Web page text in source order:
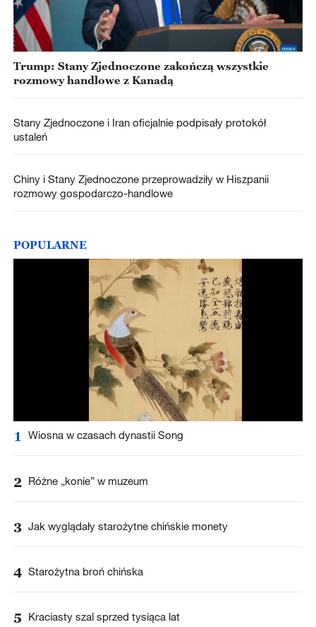
Trump: Stany Zjednoczone zakończą wszystkie
rozmowy handlowe z Kanadą
Stany Zjednoczone i Iran oficjalnie podpisały protokół
ustaleń
Chiny i Stany Zjednoczone przeprowadziły w Hiszpanii
rozmowy gospodarczo-handlowe
POPULARNE
1 Wiosna w czasach dynastii Song
2 Różne „konie” w muzeum
3 Jak wyglądały starożytne chińskie monety
4 Starożytna broń chińska
5 Kraciasty szal sprzed tysiąca lat